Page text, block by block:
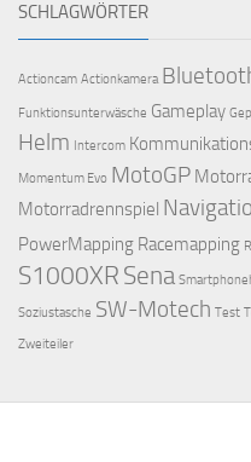
SCHLAGWÖRTER
Actioncam Actionkamera
Funktionsunterwäsche Gameplay
Helm Intercom
Momentum Evo MotoGP
Motorradrennspiel
PowerMapping Racemapping
S1000XR Sena
Soziustasche SW-Motech Test
Zweiteiler